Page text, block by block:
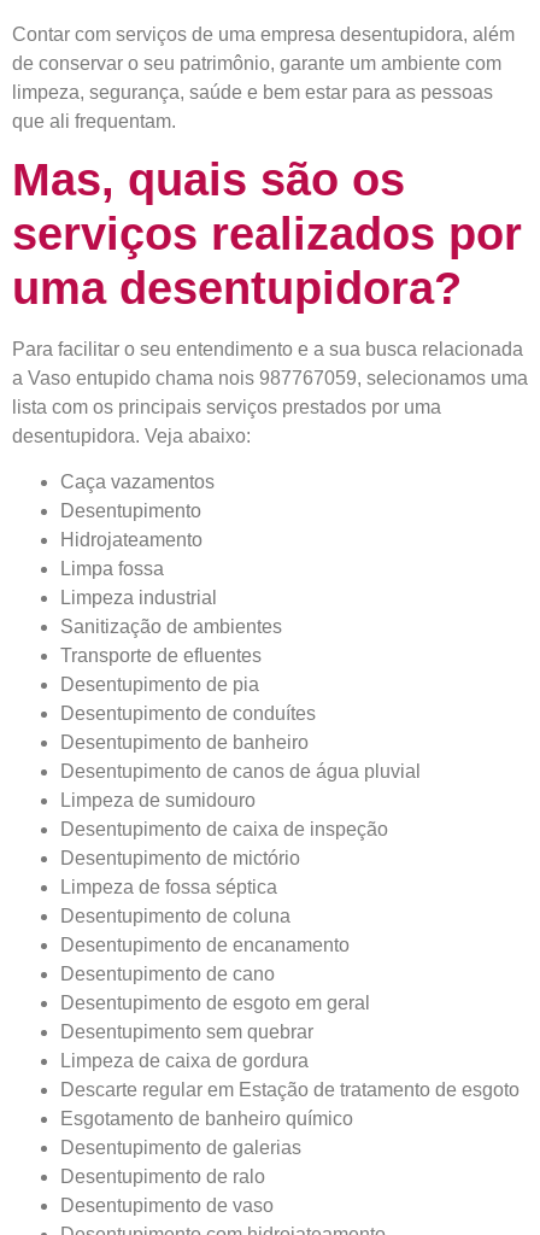
Contar com serviços de uma empresa desentupidora, além
de conservar o seu patrimônio, garante um ambiente com
limpeza, segurança, saúde e bem estar para as pessoas
que ali frequentam.
Mas, quais são os
serviços realizados por
uma desentupidora?
Para facilitar o seu entendimento e a sua busca relacionada
a Vaso entupido chama nois 987767059, selecionamos uma
lista com os principais serviços prestados por uma
desentupidora. Veja abaixo:
Caça vazamentos
Desentupimento
Hidrojateamento
Limpa fossa
Limpeza industrial
Sanitização de ambientes
Transporte de efluentes
Desentupimento de pia
Desentupimento de conduítes
Desentupimento de banheiro
Desentupimento de canos de água pluvial
Limpeza de sumidouro
​Desentupimento de caixa de inspeção
Desentupimento de mictório
Limpeza de fossa séptica
Desentupimento de coluna
Desentupimento de encanamento
Desentupimento de cano
Desentupimento de esgoto em geral
Desentupimento sem quebrar
Limpeza de caixa de gordura
Descarte regular em Estação de tratamento de esgoto
Esgotamento de banheiro químico
Desentupimento de galerias
Desentupimento de ralo
Desentupimento de vaso